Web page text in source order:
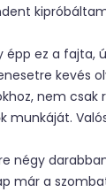
ez a fajta,
kevés
nem
négy
a